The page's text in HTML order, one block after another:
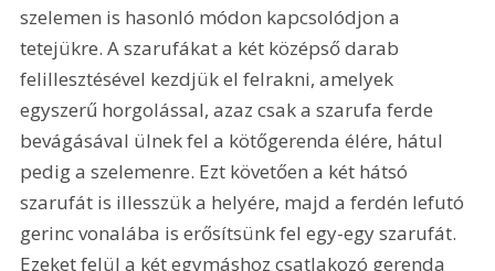
szelemen is hasonló módon kapcsolódjon a
tetejükre. A szarufákat a két középső darab
felillesztésével kezdjük el felrakni, amelyek
egyszerű horgolással, azaz csak a szarufa ferde
bevágásával ülnek fel a kötőgerenda élére, hátul
pedig a szelemenre. Ezt követően a két hátsó
szarufát is illesszük a helyére, majd a ferdén lefutó
gerinc vonalába is erősítsünk fel egy-egy szarufát.
Ezeket felül a két egymáshoz csatlakozó gerenda